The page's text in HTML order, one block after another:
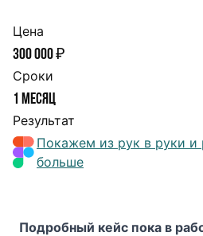
Цена
300 000 ₽
Сроки
1 месяц
Результат
Покажем из рук в руки
больше
Подробный кейс пока в